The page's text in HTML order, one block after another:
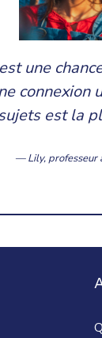
une
est la
— Lily,professeur